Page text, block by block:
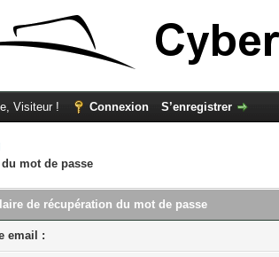
Visiteur ! Connexion S’enregistrer
du mot de passe
de récupération du mot de passe
email :